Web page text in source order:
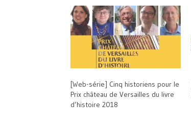
[Web-série] Cinq historiens pour le
Prix château de Versailles du livre
d’histoire 2018